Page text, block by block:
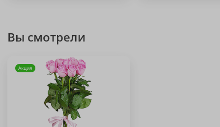
Вы смотрели
Акция